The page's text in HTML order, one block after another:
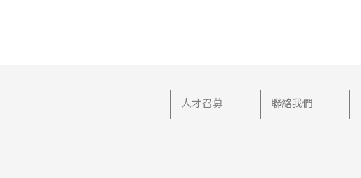
人才召募 聯絡我們